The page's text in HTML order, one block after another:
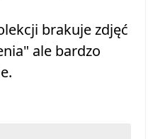
brakuje zdjęć
ale bardzo